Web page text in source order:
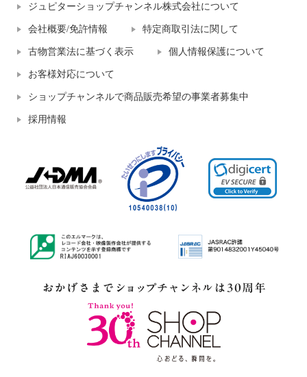
ジュピターショップチャンネル株式会社について
会社概要/免許情報 特定商取引法に関して
古物営業法に基づく表示 個人情報保護について
お客様対応について
ショップチャンネルで商品販売希望の事業者募集中
採用情報